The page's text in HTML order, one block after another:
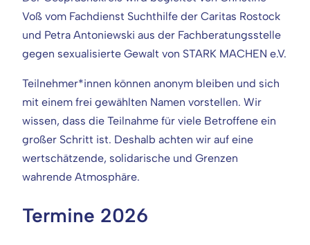
Voß vom Fachdienst Suchthilfe der Caritas Rostock
und Petra Antoniewski aus der Fachberatungsstelle
gegen sexualisierte Gewalt von STARK MACHEN e.V.
Teilnehmer*innen können anonym bleiben und sich
mit einem frei gewählten Namen vorstellen. Wir
wissen, dass die Teilnahme für viele Betroffene ein
großer Schritt ist. Deshalb achten wir auf eine
wertschätzende, solidarische und Grenzen
wahrende Atmosphäre.
Termine 2026